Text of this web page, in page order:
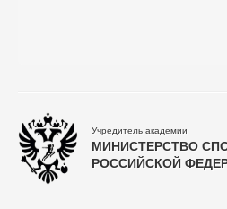
Учредитель академии
МИНИСТЕРСТВО
РОССИЙСКОЙ